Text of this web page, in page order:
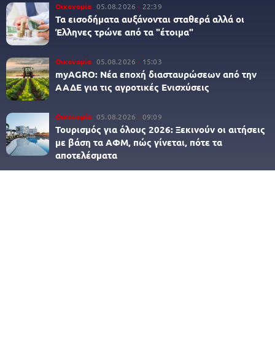
Οικονομία 05.08.2026 22:39
Τα εισοδήματα αυξάνονται σταθερά αλλά οι
Έλληνες τρώνε από τα "έτοιμα"
Οικονομία 05.08.2026 15:03
myAGRO: Νέα εποχή διασταυρώσεων από την
ΑΑΔΕ για τις αγροτικές Ενισχύσεις
Οικονομία 05.08.2026 09:09
Τουρισμός για όλους 2026: Ξεκινούν οι αιτήσεις
με βάση τα ΑΦΜ, πώς γίνεται, πότε τα
αποτελέσματα